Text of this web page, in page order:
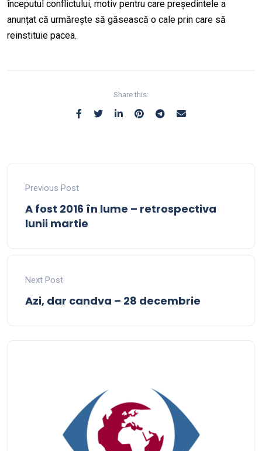
începutul conflictului, motiv pentru care președintele a
anunțat că urmărește să găsească o cale prin care să
reinstituie pacea.
Share this:
Previous Post
A fost 2016 în lume – retrospectiva
lunii martie
Next Post
Azi, dar candva – 28 decembrie